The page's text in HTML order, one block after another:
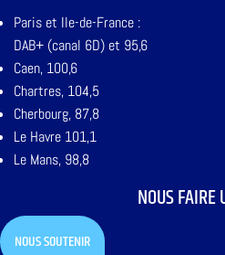
Paris et Ile-de-France :
DAB+ (canal 6D) et 95,6
Caen, 100,6
Chartres, 104,5
Cherbourg, 87,8
Le Havre 101,1
Le Mans, 98,8
NOUS FAIRE
NOUS SOUTENIR